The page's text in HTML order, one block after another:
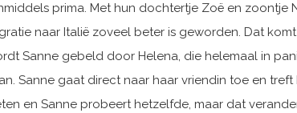
prima. Met hun dochtertje Zoë en
naar Italië zo­veel beter is geworden. Dat
Sanne gebeld door Helena, die hele­maal in
Sanne gaat direct naar haar vriendin toe en
en Sanne probeert hetzelfde, maar dat